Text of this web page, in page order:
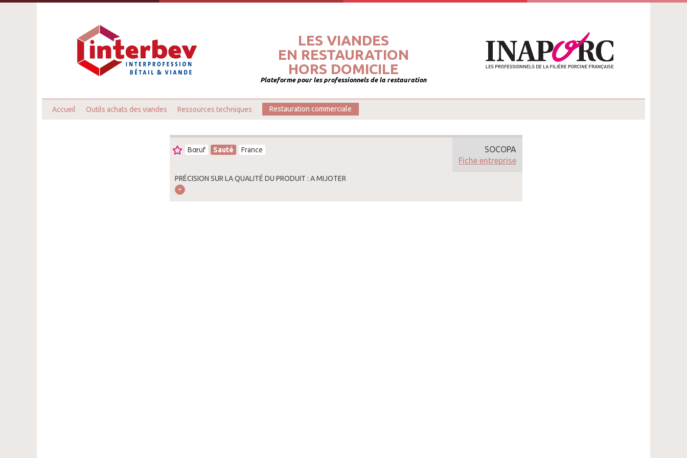
LES VIANDES
EN RESTAURATION
HORS DOMICILE
Plateforme pour les professionnels de la restauration
Accueil Outils achats des viandes Ressources techniques Restauration commerciale
Bœuf Sauté France
PRÉCISION SUR LA QUALITÉ DU PRODUIT : A MIJOTER
SOCOPA
Fiche entreprise